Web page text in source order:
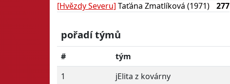
[Hvězdy Severu] Taťána Zmatlíková (1971) 277
pořadí týmů
# tým
1
jElita z kovárny